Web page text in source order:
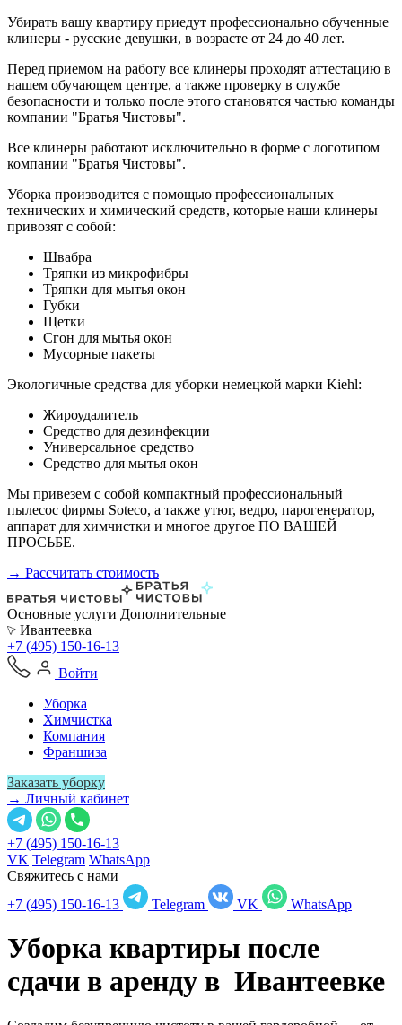
Убирать вашу квартиру приедут профессионально обученные
клинеры - русские девушки, в возрасте от 24 до 40 лет.
Перед приемом на работу все клинеры проходят аттестацию в
нашем обучающем центре, а также проверку в службе
безопасности и только после этого становятся частью команды
компании "Братья Чистовы".
Все клинеры работают исключительно в форме с логотипом
компании "Братья Чистовы".
Уборка производится с помощью профессиональных
технических и химический средств, которые наши клинеры
привозят с собой:
Швабра
Тряпки из микрофибры
Тряпки для мытья окон
Губки
Щетки
Сгон для мытья окон
Мусорные пакеты
Экологичные средства для уборки немецкой марки Kiehl:
Жироудалитель
Средство для дезинфекции
Универсальное средство
Средство для мытья окон
Мы привезем с собой компактный профессиональный
пылесос фирмы Soteco, а также утюг, ведро, парогенератор,
аппарат для химчистки и многое другое ПО ВАШЕЙ
ПРОСЬБЕ.
→ Рассчитать стоимость
Основные услуги Дополнительные
Ивантеевка
+7 (495) 150-16-13
Войти
Уборка
Химчистка
Компания
Франшиза
Заказать уборку
→ Личный кабинет
+7 (495) 150-16-13
VK Telegram WhatsApp
Свяжитесь с нами
+7 (495) 150-16-13
Telegram VK WhatsApp
Уборка квартиры после
сдачи в аренду в Ивантеевке